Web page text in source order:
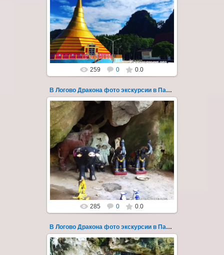
"В Логово Дракона" авторский
мистический приключенческий тур из
Паттайи на целый день - фото 162
Всего лишь в ...
Thai-Online
259 0 0.0
В Логово Дракона фото экскурсии в Паттайе 163
30.08.2022
"В Логово Дракона" авторский
мистический приключенческий тур из
Паттайи на целый день - фото 163
Всего лишь в ...
Thai-Online
285 0 0.0
В Логово Дракона фото экскурсии в Паттайе 164